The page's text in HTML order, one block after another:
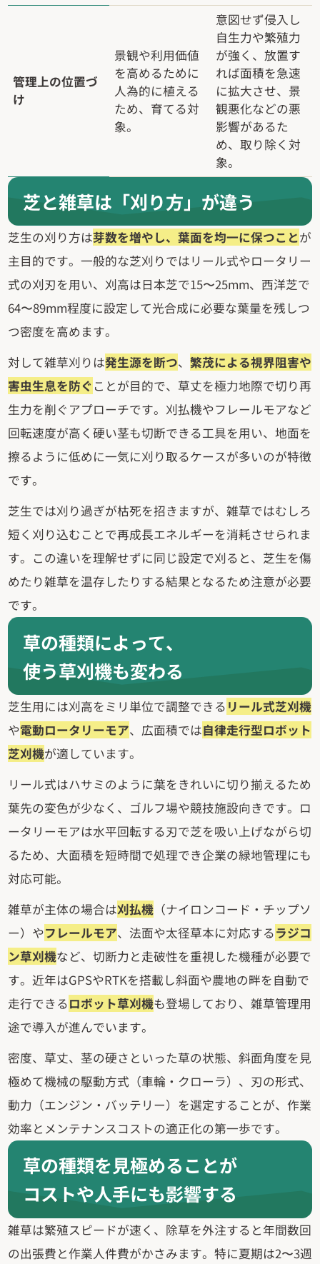
管理上の位置づ
け
景観や利用価値
を高めるために
人為的に植える
ため、育てる対
象。
意図せず侵入し
自生力や繁殖力
が強く、放置す
れば面積を急速
に拡大させ、景
観悪化などの悪
影響があるた
め、取り除く対
象。
芝と雑草は「刈り方」が違う
芝生の刈り方は芽数を増やし、葉面を均一に保つことが
主目的です。一般的な芝刈りではリール式やロータリー
式の刈刃を用い、刈高は日本芝で15〜25mm、西洋芝で
64〜89mm程度に設定して光合成に必要な葉量を残しつ
つ密度を高めます。
対して雑草刈りは発生源を断つ、 繁茂による視界阻害や
害虫生息を防ぐ ことが目的で、草丈を極力地際で切り再
生力を削ぐアプローチです。刈払機やフレールモアなど
回転速度が高く硬い茎も切断できる工具を用い、地面を
擦るように低めに一気に刈り取るケースが多いのが特徴
です。
芝生では刈り過ぎが枯死を招きますが、雑草ではむしろ
短く刈り込むことで再成長エネルギーを消耗させられま
す。この違いを理解せずに同じ設定で刈ると、芝生を傷
めたり雑草を温存したりする結果となるため注意が必要
です。
草の種類によって、
使う草刈機も変わる
芝生用には刈高をミリ単位で調整できる リール式芝刈機
や電動ロータリーモア、広面積では自律走行型ロボット
芝刈機が適しています。
リール式はハサミのように葉をきれいに切り揃えるため
葉先の変色が少なく、ゴルフ場や競技施設向きです。ロ
ータリーモアは水平回転する刃で芝を吸い上げながら切
るため、大面積を短時間で処理でき企業の緑地管理にも
対応可能。
雑草が主体の場合は刈払機（ナイロンコード・チップソ
ー）やフレールモア、法面や太径草本に対応するラジコ
ン草刈機など、切断力と走破性を重視した機種が必要で
す。近年はGPSやRTKを搭載し斜面や農地の畔を自動で
走行できるロボット草刈機も登場しており、雑草管理用
途で導入が進んでいます。
密度、草丈、茎の硬さといった草の状態、斜面角度を見
極めて機械の駆動方式（車輪・クローラ）、刃の形式、
動力（エンジン・バッテリー）を選定することが、作業
効率とメンテナンスコストの適正化の第一歩です。
草の種類を見極めることが
コストや人手にも影響する
雑草は繁殖スピードが速く、除草を外注すると年間数回
の出張費と作業人件費がかさみます。特に夏期は2〜3週